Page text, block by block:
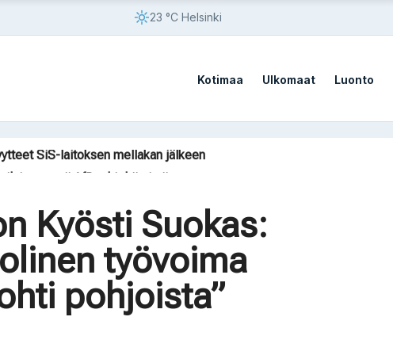
23 °C Helsinki
Kotimaa Ulkomaat Luonto
vaatii AfD:n kieltämistä
Kazakstanissa 70 vuoteen
SiS-laitoksen mellakan jälkeen
Kyösti Suokas:
työvoima
pohjoista”